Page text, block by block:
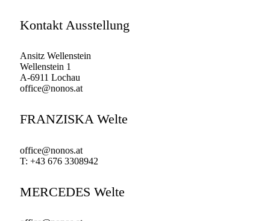
Kontakt Ausstellung
Ansitz Wellenstein
Wellenstein 1
A-6911 Lochau
office@nonos.at
FRANZISKA Welte
office@nonos.at
T: +43 676 3308942
MERCEDES Welte